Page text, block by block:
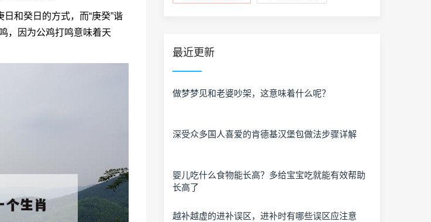
日和癸日的方式，而“庚癸”谐
，因为公鸡打鸣意味着天
最近更新
做梦梦见和老婆吵架，这意味着什么呢？
深受众多国人喜爱的肯德基汉堡包做法步骤详解
婴儿吃什么食物能长高？多给宝宝吃就能有效帮助
长高了
越补越虚的进补误区，进补时有哪些误区应注意